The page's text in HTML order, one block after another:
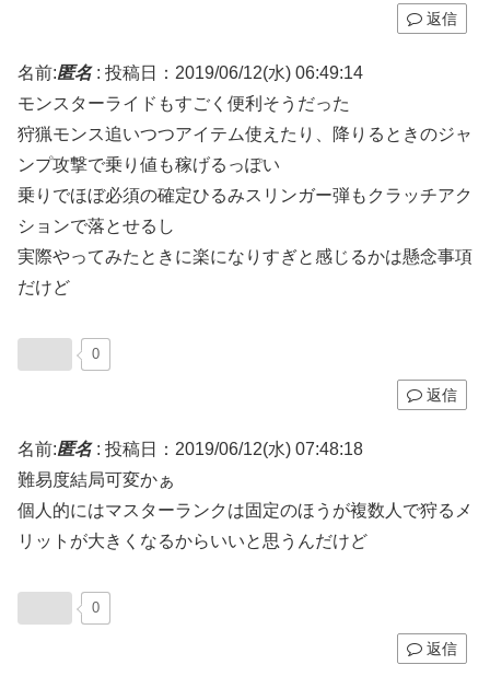
返信
名前:匿名: 投稿日：2019/06/12(水) 06:49:14
モンスターライドもすごく便利そうだった
狩猟モンス追いつつアイテム使えたり、降りるときのジャ
ンプ攻撃で乗り値も稼げるっぽい
乗りでほぼ必須の確定ひるみスリンガー弾もクラッチアク
ションで落とせるし
実際やってみたときに楽になりすぎと感じるかは懸念事項
だけど
0
返信
名前:匿名: 投稿日：2019/06/12(水) 07:48:18
難易度結局可変かぁ
個人的にはマスターランクは固定のほうが複数人で狩るメ
リットが大きくなるからいいと思うんだけど
0
返信